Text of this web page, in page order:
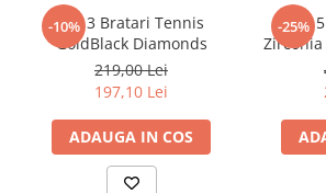
-10%
Set 3 Bratari Tennis
GoldBlack Diamonds
219,00 Lei
197,10 Lei
ADAUGA IN COS
-25%
Set